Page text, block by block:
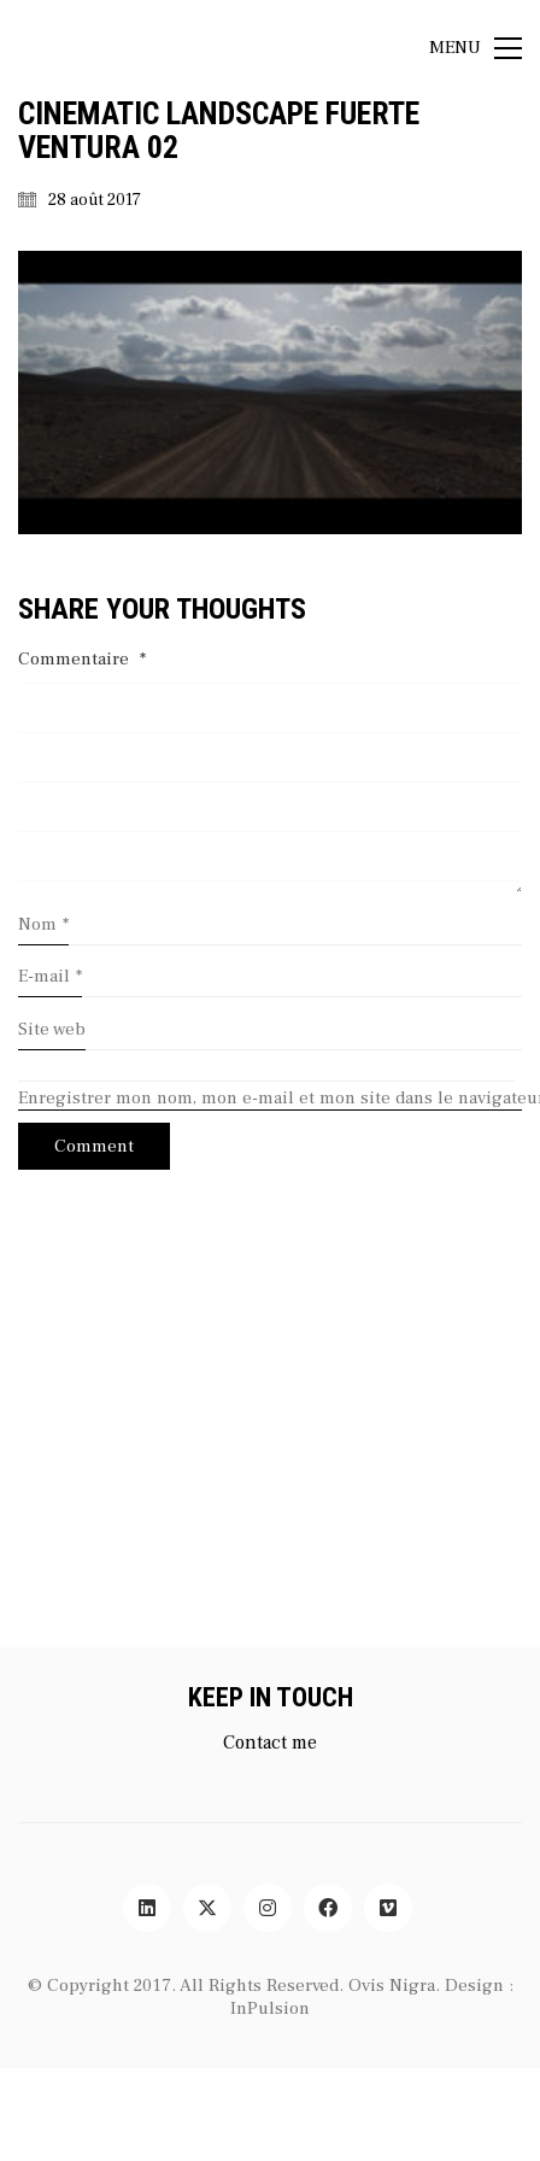
MENU
CINEMATIC LANDSCAPE FUERTE
VENTURA 02
28 août 2017
SHARE YOUR THOUGHTS
Commentaire *
Nom *
E-mail *
Site web
Enregistrer mon nom, mon e-mail et mon site dans le
KEEP IN TOUCH
Contact me
© Copyright 2017. All Rights Reserved. Ovis Nigra. Design :
InPulsion